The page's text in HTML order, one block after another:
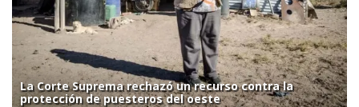
La Corte Suprema rechazó un recurso contra la
protección de puesteros del oeste